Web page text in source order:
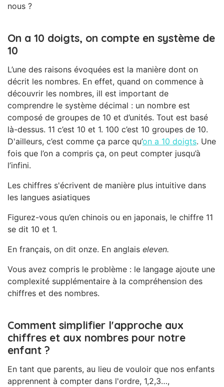
nous ?
On a 10 doigts, on compte en système de
10
L’une des raisons évoquées est la manière dont on
décrit les nombres. En effet, quand on commence à
découvrir les nombres, ill est important de
comprendre le système décimal : un nombre est
composé de groupes de 10 et d’unités. Tout est basé
là-dessus. 11 c’est 10 et 1. 100 c’est 10 groupes de 10.
D'ailleurs, c’est comme ça parce qu’on a 10 doigts. Une
fois que l’on a compris ça, on peut compter jusqu’à
l’infini.
Les chiffres s'écrivent de manière plus intuitive dans
les langues asiatiques
Figurez-vous qu’en chinois ou en japonais, le chiffre 11
se dit 10 et 1.
En français, on dit onze. En anglais eleven.
Vous avez compris le problème : le langage ajoute une
complexité supplémentaire à la compréhension des
chiffres et des nombres.
Comment simplifier l'approche aux
chiffres et aux nombres pour notre
enfant ?
En tant que parents, au lieu de vouloir que nos enfants
apprennent à compter dans l'ordre, 1,2,3…,